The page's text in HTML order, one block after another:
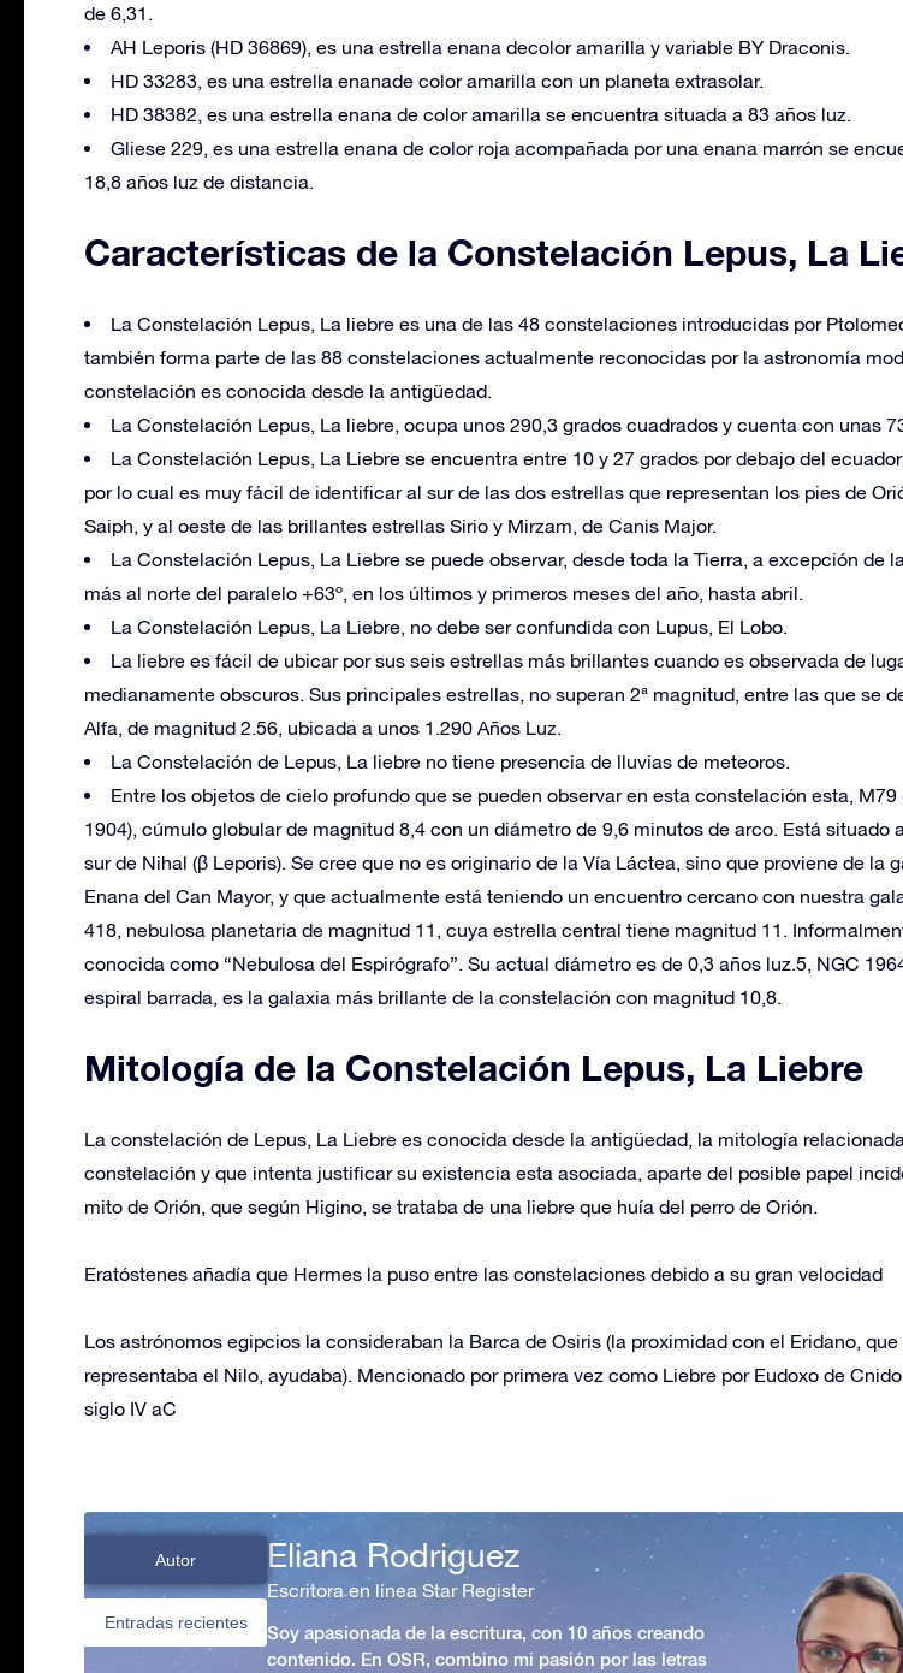
de 6,31.
AH Leporis (HD 36869), es una estrella enana decolor amarilla y variable BY Draconis.
HD 33283, es una estrella enanade color amarilla con un planeta extrasolar.
HD 38382, es una estrella enana de color amarilla se encuentra situada a 83 años luz.
Gliese 229, es una estrella enana de color roja acompañada por una enana marrón se
18,8 años luz de distancia.
Características de la Constelación Lepus, La
La Constelación Lepus, La liebre es una de las 48 constelaciones introducidas por
también forma parte de las 88 constelaciones actualmente reconocidas por la astronomía
constelación es conocida desde la antigüedad.
La Constelación Lepus, La liebre, ocupa unos 290,3 grados cuadrados y cuenta con unas
La Constelación Lepus, La Liebre se encuentra entre 10 y 27 grados por debajo del
por lo cual es muy fácil de identificar al sur de las dos estrellas que representan los pies de
Saiph, y al oeste de las brillantes estrellas Sirio y Mirzam, de Canis Major.
La Constelación Lepus, La Liebre se puede observar, desde toda la Tierra, a excepción de
más al norte del paralelo +63º, en los últimos y primeros meses del año, hasta abril.
La Constelación Lepus, La Liebre, no debe ser confundida con Lupus, El Lobo.
La liebre es fácil de ubicar por sus seis estrellas más brillantes cuando es observada de
medianamente obscuros. Sus principales estrellas, no superan 2ª magnitud, entre las que se
Alfa, de magnitud 2.56, ubicada a unos 1.290 Años Luz.
La Constelación de Lepus, La liebre no tiene presencia de lluvias de meteoros.
Entre los objetos de cielo profundo que se pueden observar en esta constelación esta, M79
1904), cúmulo globular de magnitud 8,4 con un diámetro de 9,6 minutos de arco. Está situado a
sur de Nihal (β Leporis). Se cree que no es originario de la Vía Láctea, sino que proviene de la
Enana del Can Mayor, y que actualmente está teniendo un encuentro cercano con nuestra
418, nebulosa planetaria de magnitud 11, cuya estrella central tiene magnitud 11.
conocida como “Nebulosa del Espirógrafo”. Su actual diámetro es de 0,3 años luz.5, NGC
espiral barrada, es la galaxia más brillante de la constelación con magnitud 10,8.
Mitología de la Constelación Lepus, La Liebre
La constelación de Lepus, La Liebre es conocida desde la antigüedad, la mitología
constelación y que intenta justificar su existencia esta asociada, aparte del posible papel
mito de Orión, que según Higino, se trataba de una liebre que huía del perro de Orión.
Eratóstenes añadía que Hermes la puso entre las constelaciones debido a su gran velocidad
Los astrónomos egipcios la consideraban la Barca de Osiris (la proximidad con el Eridano, que
representaba el Nilo, ayudaba). Mencionado por primera vez como Liebre por Eudoxo de
siglo IV aC
Autor
Entradas recientes
Eliana Rodriguez
Escritora en línea Star Register
Soy apasionada de la escritura, con 10 años creando
contenido. En OSR, combino mi pasión por las letras